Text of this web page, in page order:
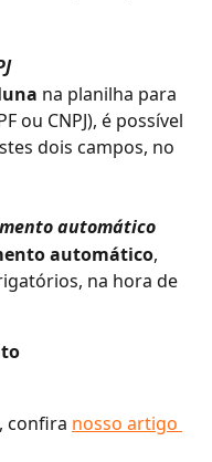
na planilha para
ou CNPJ), é possível
dois campos, no
automático
automático,
na hora de
confira nosso artigo